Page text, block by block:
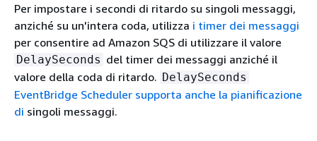
Per impostare i secondi di ritardo su singoli messaggi,
anziché su un'intera coda, utilizza i timer dei messaggi
per consentire ad Amazon SQS di utilizzare il valore
DelaySeconds del timer dei messaggi anziché il
valore della coda di ritardo. DelaySeconds
EventBridge Scheduler supporta anche la pianificazione
di singoli messaggi.